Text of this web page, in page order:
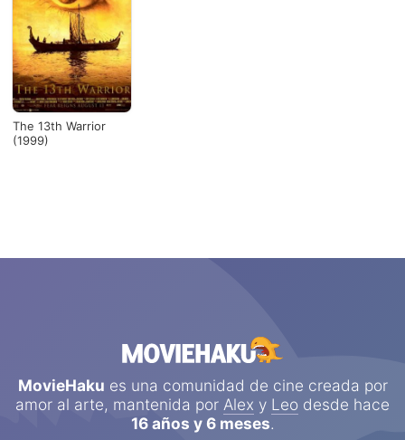
The 13th Warrior
(1999)
MovieHaku es una comunidad de cine creada por
amor al arte, mantenida por Alex y Leo desde hace
16 años y 6 meses.